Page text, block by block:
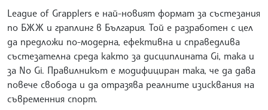
League of Grapplers е най-новият формат за състезания
по БЖЖ и граплинг в България. Той е разработен с цел
да предложи по-модерна, ефективна и справедлива
състезателна среда както за дисциплината Gi, така и
за No Gi. Правилникът е модифициран така, че да дава
повече свобода и да отразява реалните изисквания на
съвременния спорт.